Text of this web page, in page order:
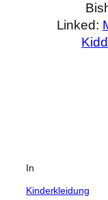
Linked:
In
Kinderkleidung